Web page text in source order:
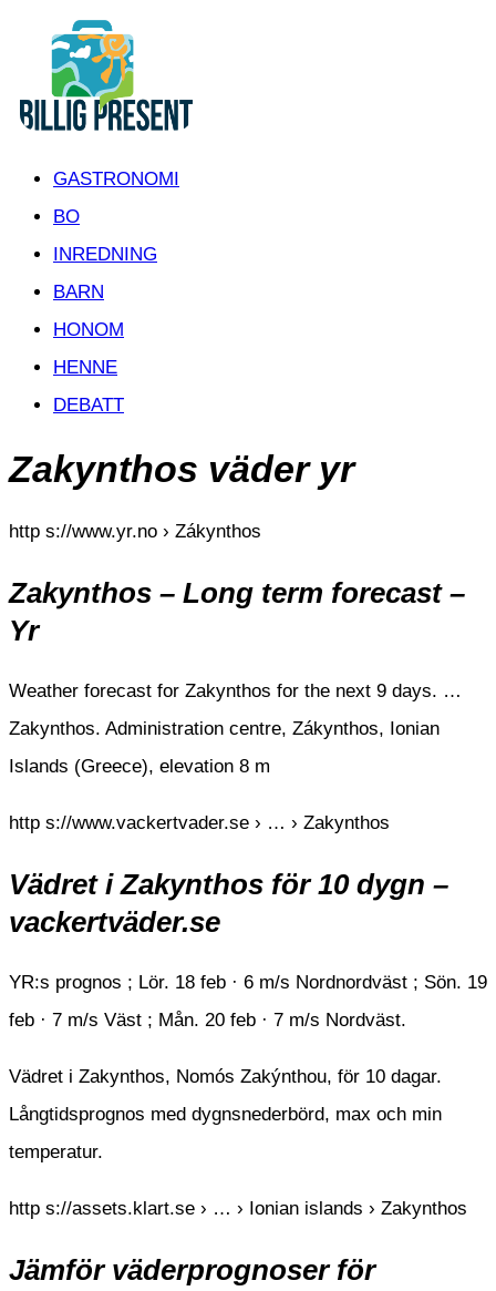
GASTRONOMI
BO
INREDNING
BARN
HONOM
HENNE
DEBATT
Zakynthos väder yr
http s://www.yr.no › Zákynthos
Zakynthos – Long term forecast –
Yr
Weather forecast for Zakynthos for the next 9 days. …
Zakynthos. Administration centre, Zákynthos, Ionian
Islands (Greece), elevation 8 m
http s://www.vackertvader.se › … › Zakynthos
Vädret i Zakynthos för 10 dygn –
vackertväder.se
YR:s prognos ; Lör. 18 feb · 6 m/s Nordnordväst ; Sön. 19
feb · 7 m/s Väst ; Mån. 20 feb · 7 m/s Nordväst.
Vädret i Zakynthos, Nomós Zakýnthou, för 10 dagar.
Långtidsprognos med dygnsnederbörd, max och min
temperatur.
http s://assets.klart.se › … › Ionian islands › Zakynthos
Jämför väderprognoser för